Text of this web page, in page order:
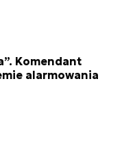
Komendant
alarmowania